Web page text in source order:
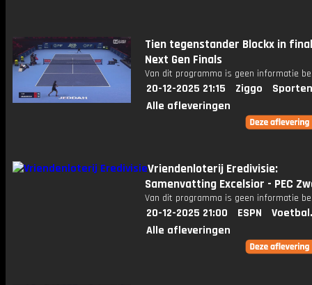
Tien tegenstander Blockx in
Next Gen Finals
Van dit programma is geen informatie
20-12-2025 21:15 Ziggo
Alle afleveringen
Vriendenloterij Eredivisie:
Samenvatting Excelsior - PEC
Van dit programma is geen informatie
20-12-2025 21:00 ESPN
Alle afleveringen